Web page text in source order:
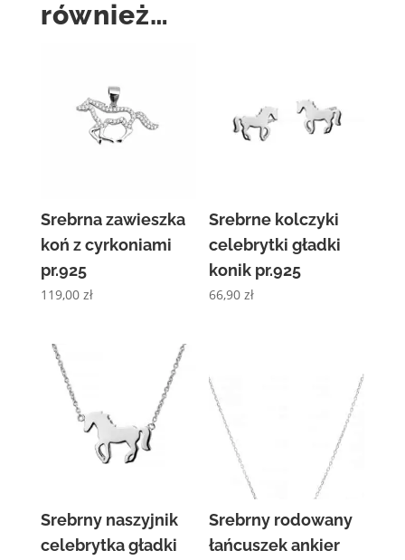
również…
Srebrna zawieszka
koń z cyrkoniami
pr.925
119,00 zł
Srebrne kolczyki
celebrytki gładki
konik pr.925
66,90zł
Srebrny naszyjnik
celebrytka gładki
Srebrny rodowany
łańcuszek ankier